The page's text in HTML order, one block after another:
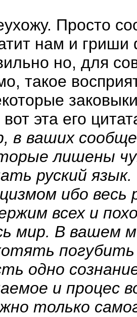
Просто
нам и
но, для
такое
эта его
в ваших
лишены
руский
ибо
всех и
мир. В вашем
погубить
одно
и процес
только